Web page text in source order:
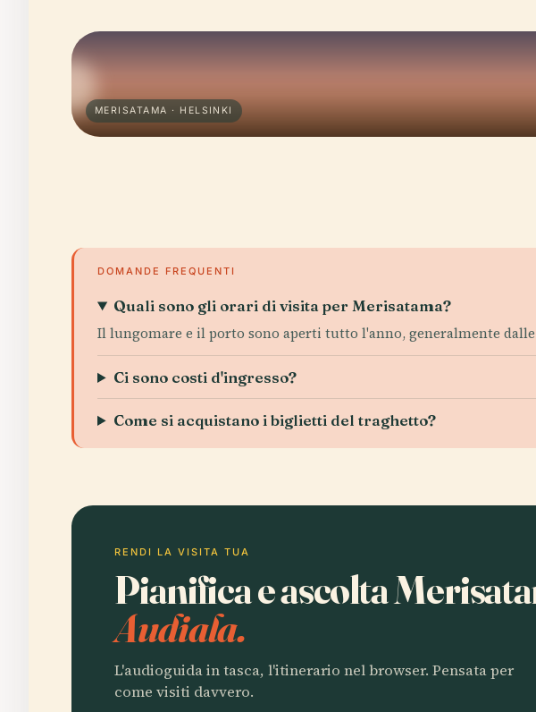
MERISATAMA · HELSINKI
DOMANDE FREQUENTI
Quali sono gli orari di visita per Merisatama?
Il lungomare e il porto sono aperti tutto l'anno, generalmente
Ci sono costi d'ingresso?
Come si acquistano i biglietti del traghetto?
RENDI LA VISITA TUA
Pianifica e ascolta
Audiala.
L'audioguida in tasca, l'itinerario nel browser. Pensata per
come visiti davvero.